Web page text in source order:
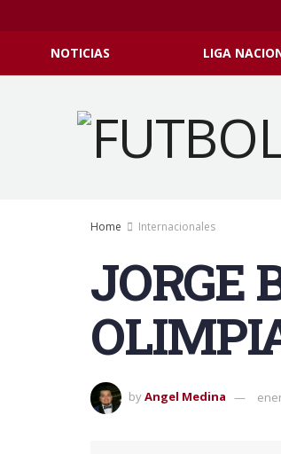
NOTICIAS LIGA
Home Internacionales
JORGE
byAngel Medina